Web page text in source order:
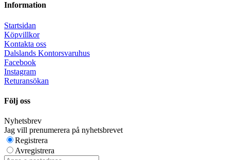
Information
Startsidan
Köpvillkor
Kontakta oss
Dalslands Kontorsvaruhus
Facebook
Instagram
Returansökan
Följ oss
Nyhetsbrev
Jag vill prenumerera på nyhetsbrevet
Registrera
Avregistrera